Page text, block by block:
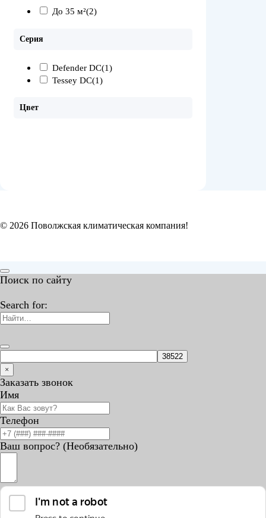
До 35 м²(2)
Серия
Defender DC(1)
Tessey DC(1)
Цвет
© 2026 Поволжская климатическая компания!
Поиск по сайту
Search for:
×
Заказать звонок
Имя
Телефон
Ваш вопрос? (Необязательно)